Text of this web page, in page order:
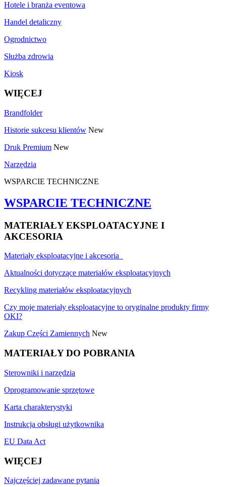
Hotele i branża eventowa
Handel detaliczny
Ogrodnictwo
Służba zdrowia
Kiosk
WIĘCEJ
Brandfolder
Historie sukcesu klientów New
Druk Premium New
Narzędzia
WSPARCIE TECHNICZNE
WSPARCIE TECHNICZNE
MATERIAŁY EKSPLOATACYJNE I
AKCESORIA
Materiały eksploatacyjne i akcesoria
Aktualności dotyczące materiałów eksploatacyjnych
Recykling materiałów eksploatacyjnych
Czy moje materiały eksploatacyjne to oryginalne produkty firmy
OKI?
Zakup Części Zamiennych New
MATERIAŁY DO POBRANIA
Sterowniki i narzędzia
Oprogramowanie sprzętowe
Karta charakterystyki
Instrukcja obsługi użytkownika
EU Data Act
WIĘCEJ
Najczęściej zadawane pytania